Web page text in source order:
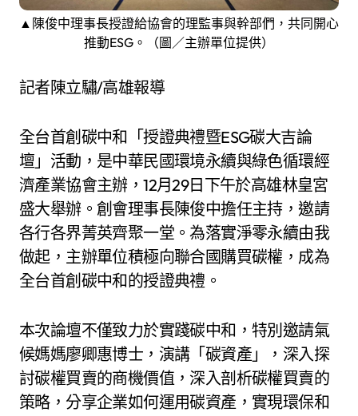
▲陳俊中理事長授證給協會的理監事與幹部們，共同開心
推動ESG。（圖／主辦單位提供）
記者陳立驌/高雄報導
全台首創碳中和「授證典禮暨ESG碳大吉論
壇」活動，是中華民國環境永續與綠色循環經
濟產業協會主辦，12月29日下午於高雄林皇宮
盛大舉辦。創會理事長陳俊中擔任主持，邀請
各行各界菁英齊聚一堂。為落實淨零永續由我
做起，主辦單位積極向聯合國購買碳權，成為
全台首創碳中和的授證典禮。
本次論壇不僅致力於實踐碳中和，特別邀請氣
候媽媽廖卿惠博士，演講「碳資產」，深入探
討碳權買賣的商機價值，深入剖析碳權買賣的
策略，分享企業如何運用碳資產，實現環保和